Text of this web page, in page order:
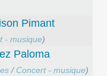
Pimant
- musique)
Paloma
/ Concert - musique)